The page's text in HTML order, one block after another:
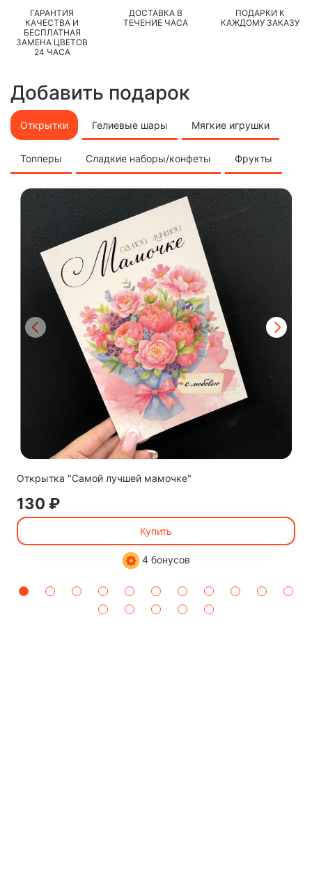
ГАРАНТИЯ
КАЧЕСТВА И
БЕСПЛАТНАЯ
ЗАМЕНА ЦВЕТОВ
24 ЧАСА
ДОСТАВКА В
ТЕЧЕНИЕ ЧАСА
ПОДАРКИ К
КАЖДОМУ ЗАКАЗУ
Добавить подарок
Открытки Гелиевые шары Мягкие игрушки
Топперы Сладкие наборы/конфеты Фрукты
Открытка "Самой лучшей мамочке"
130 ₽
Купить
4 бонусов